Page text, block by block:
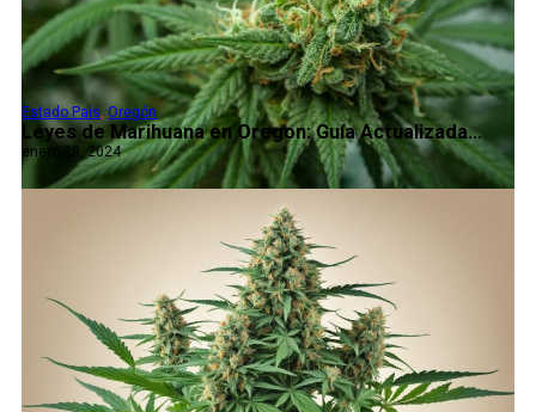
Leyes de Marihuana en Oregon: Guía Actualizada...
Estado Pais,Oregón
enero 28, 2024